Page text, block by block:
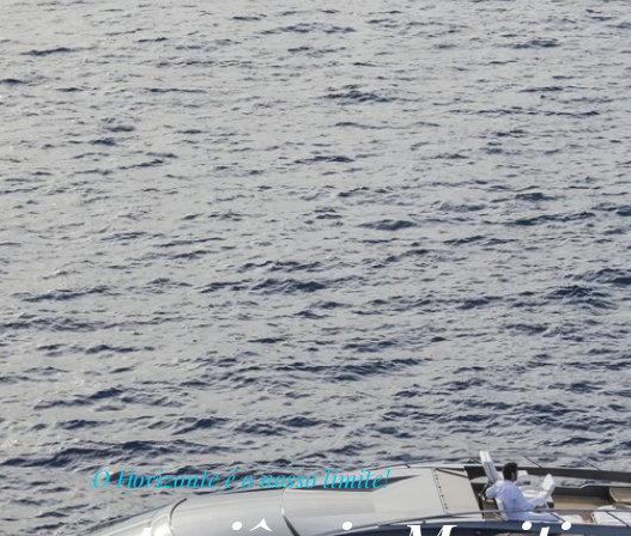
O Horizonte é o nosso limite!